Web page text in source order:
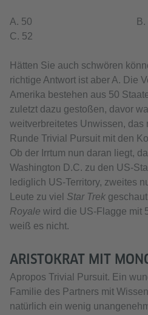
A. 50
C. 52
Hätten Sie auch schwören
richtige Antwort ist aber A. Die
Amerika bestehen aus 50
zuletzt dazu gestoßen, davor
weitverbreitetes Unwissen, das
Runde Trivial Pursuit mit den
Ob der Irrtum nun daran liegt,
Washington D.C. zu den US-
lediglich US-Territory, zweites
Leute zu viel Star Trek
Royale wird die US-Flagge mit
weiß es nicht.
ARISTOKRAT MIT
Apropos Trivial Pursuit. Ein
Familie des Partners mit
natürlich ein wenig